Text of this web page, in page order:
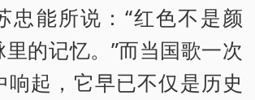
忠能所说：“红色不是颜
的记忆。”而当国歌一次
响起，它早已不仅是历史